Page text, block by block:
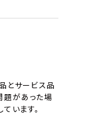
とサービス品
題があった場
います。